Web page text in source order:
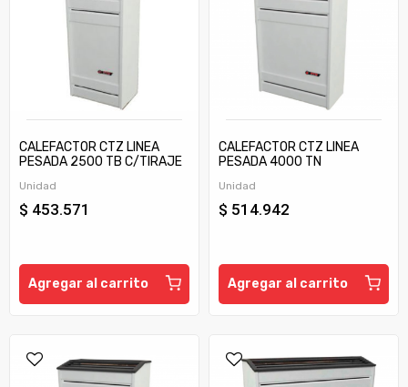
CALEFACTOR CTZ LINEA
PESADA 2500 TB C/TIRAJE
Unidad
$ 453.571
Agregar al carrito
CALEFACTOR CTZ LINEA
PESADA 4000 TN
Unidad
$ 514.942
Agregar al carrito